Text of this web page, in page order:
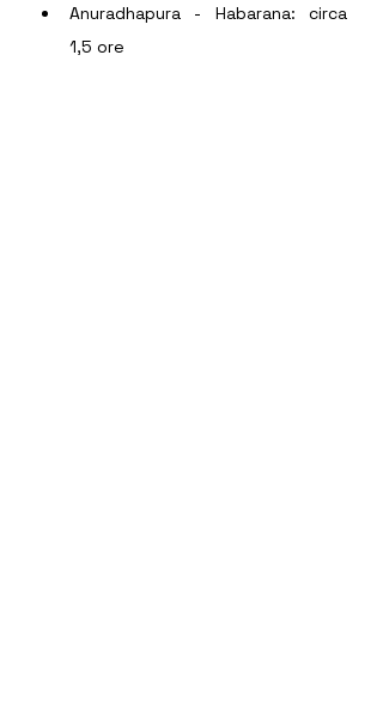
Anuradhapura - Habarana: circa
1,5 ore